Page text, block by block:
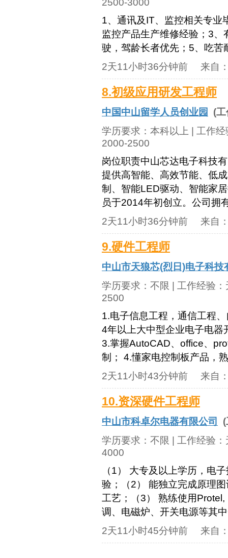
2500-3000
1、通讯及IT、监控相关专业
监控产品生产维修经验；3
驶，驾龄长者优先；5、吃苦
2天11小时36分钟前 来自
8.初级应用研发工程师
中国中山留学人员创业园
(
学历要求： 本科以上 | 工作
2000-2500
岗位职责中山芯达电子科技
提供高智能、高效节能、低
制、智能LED驱动、智能家
员于2014年初创立。公司拥
2天11小时36分钟前 来自
9.硬件工程师
中山市天狼芯(烈日)电子科技
学历要求： 不限 | 工作经验：
2500
1.电子信息工程，通信工程
4年以上大中型企业电子电器
3.掌握AutoCAD、office、
制； 4.懂家电控制板产品，
2天11小时43分钟前 来自
10.资深硬件工程师
中山市科卓尔电器有限公司
学历要求： 不限 | 工作经验：
4000
（1） 大专及以上学历，电
验；（2） 能独立完成原理
工艺；（3） 熟练使用
调、电磁炉、开关电源等其
2天11小时45分钟前 来自